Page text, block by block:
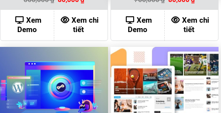
gốc
là:
300,000 ₫.
hiện
tại
là:
80,000 ₫.
Xem
Demo
Xem chi
tiết
gốc
là:
700,000 ₫.
hiện
tại
là:
80,000
Xem
Demo
Xem chi
tiết